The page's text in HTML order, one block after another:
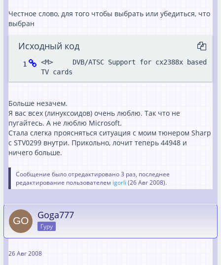
Честное слово, для того чтобы выбрать или убедиться, что
выбран
Исходный код
<M>     DVB/ATSC Support for cx2388x based
TV cards
Больше незачем.
Я вас всех (линуксоидов) очень люблю. Так что не
пугайтесь. А не люблю Microsoft.
Стала слегка проясняться ситуация с моим тюнером Sharp
с STV0299 внутри. Прикольно, лочит теперь 44948 и
ничего больше.
Сообщение было отредактировано 3 раз, последнее
редактирование пользователем igorli (26 Авг 2008).
Goga777
Гуру
26 Авг 2008